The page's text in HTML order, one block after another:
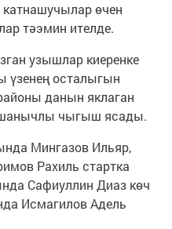
өчен
тәэмин ителде.
узышлар киеренке
үзенең осталыгын
данын яклаган
чыгыш ясады.
Мингазов Ильяр,
Рахиль стартка
Сафиуллин Диаз көч
Исмагилов Адель